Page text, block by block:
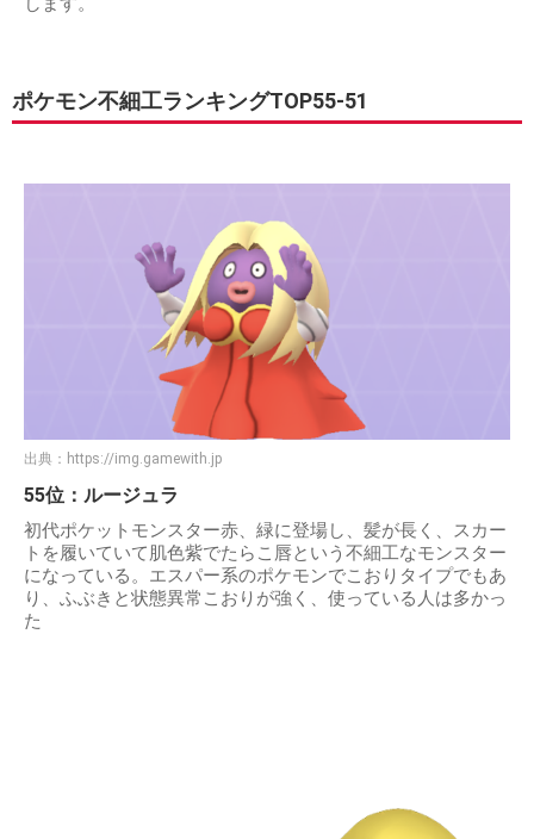
ポケモン不細工ランキングTOP55-51
出典： https://img.gamewith.jp
55位：ルージュラ
初代ポケットモンスター赤、緑に登場し、髪が長く、スカー
トを履いていて肌色紫でたらこ唇という不細工なモンスター
になっている。エスパー系のポケモンでこおりタイプでもあ
り、ふぶきと状態異常こおりが強く、使っている人は多かっ
た